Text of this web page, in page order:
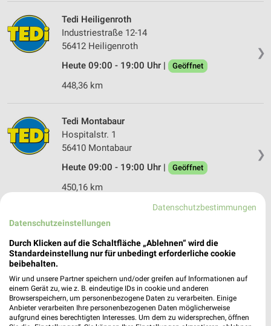
❯
Tedi Heiligenroth
Industriestraße 12-14
56412 Heiligenroth
Heute 09:00 - 19:00 Uhr |
Geöffnet
448,36 km
❯
Tedi Montabaur
Hospitalstr. 1
56410 Montabaur
Heute 09:00 - 19:00 Uhr |
Geöffnet
450,16 km
Tedi Dornburg
65599 Dornburg
433,41 km
Datenschutzbestimmungen
Datenschutzeinstellungen
Durch Klicken auf die Schaltfläche „Ablehnen“ wird die
Standardeinstellung nur für unbedingt erforderliche cookie
beibehalten.
Wir und unsere Partner speichern und/oder greifen auf Informationen auf
einem Gerät zu, wie z. B. eindeutige IDs in cookie und anderen
Browserspeichern, um personenbezogene Daten zu verarbeiten. Einige
Anbieter verarbeiten Ihre personenbezogenen Daten möglicherweise
aufgrund eines berechtigten Interesses. Um dem zu widersprechen, öffnen